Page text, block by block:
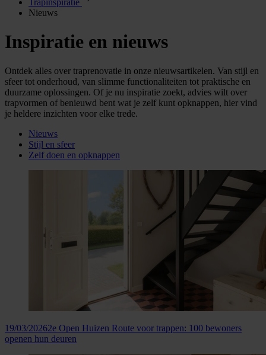
Trapinspiratie
Nieuws
Inspiratie en nieuws
Ontdek alles over traprenovatie in onze nieuwsartikelen. Van stijl en
sfeer tot onderhoud, van slimme functionaliteiten tot praktische en
duurzame oplossingen. Of je nu inspiratie zoekt, advies wilt over
trapvormen of benieuwd bent wat je zelf kunt opknappen, hier vind
je heldere inzichten voor elke trede.
Nieuws
Stijl en sfeer
Zelf doen en opknappen
19/03/20262e Open Huizen Route voor trappen: 100 bewoners
openen hun deuren